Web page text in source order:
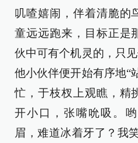
叽喳嬉闹，伴着清脆的
童远远跑来，目标正是
伙中可有个机灵的，只
他小伙伴便开始有序地“
忙，于枝杈上观瞧，精
开小口，张嘴吮吸。
眉，难道冰着牙了？我